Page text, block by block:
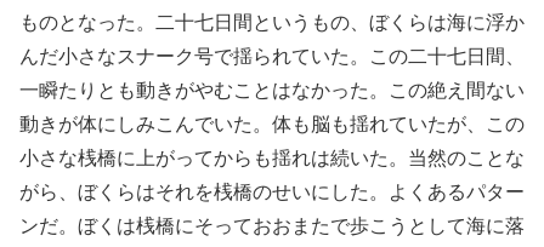
ものとなった。二十七日間というもの、ぼくらは海に浮か
んだ小さなスナーク号で揺られていた。この二十七日間、
一瞬たりとも動きがやむことはなかった。この絶え間ない
動きが体にしみこんでいた。体も脳も揺れていたが、この
小さな桟橋に上がってからも揺れは続いた。当然のことな
がら、ぼくらはそれを桟橋のせいにした。よくあるパター
ンだ。ぼくは桟橋にそっておおまたで歩こうとして海に落